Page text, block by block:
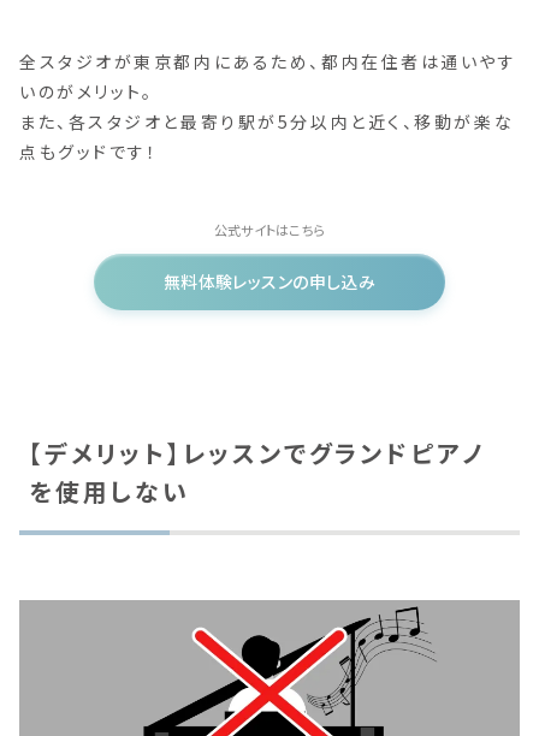
全スタジオが東京都内にあるため、都内在住者は通いやす
いのがメリット。
また、各スタジオと最寄り駅が5分以内と近く、移動が楽な
点もグッドです！
公式サイトはこちら
無料体験レッスンの申し込み
【デメリット】レッスンでグランドピアノ
を使用しない